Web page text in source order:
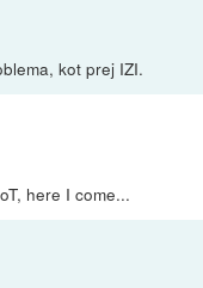
kot prej IZI.
here I come...